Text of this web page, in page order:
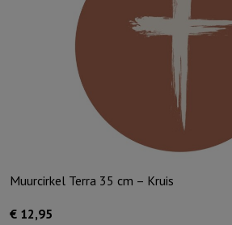
Muurcirkel Terra 35 cm – Kruis
€ 12,95